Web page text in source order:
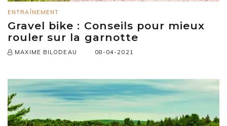
ENTRAÎNEMENT
Gravel bike : Conseils pour mieux
rouler sur la garnotte
MAXIME BILODEAU 08-04-2021